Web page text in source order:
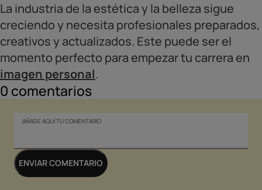
La industria de la estética y la belleza sigue
creciendo y necesita profesionales preparados,
creativos y actualizados. Este puede ser el
momento perfecto para empezar tu carrera en
imagen personal.
0 comentarios
AÑADE AQUÍ TU COMENTARIO
ENVIAR COMENTARIO